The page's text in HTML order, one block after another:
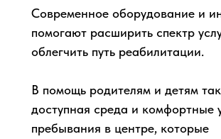
Современное оборудование и
помогают расширить спектр
облегчить путь реабилитации.
В помощь родителям и детям
доступная среда и комфортные
пребывания в центре, которые